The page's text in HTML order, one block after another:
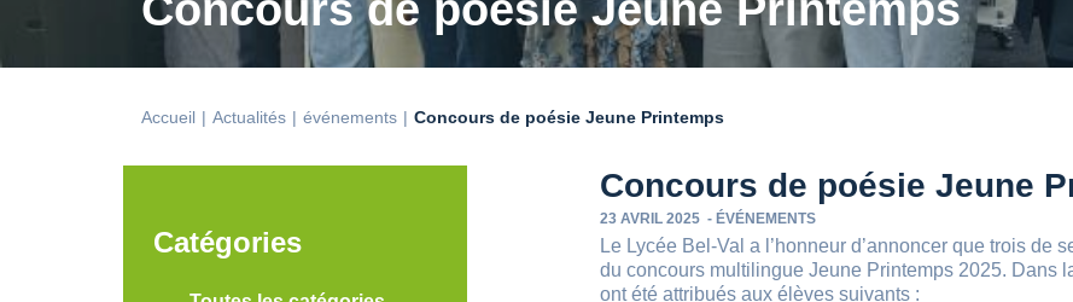
Accueil Actualités événements Concours de poésie Jeune Printemps
Concours de poésie Jeune
23 AVRIL 2025 - ÉVÉNEMENTS
Le Lycée Bel-Val a l’honneur d’annoncer que trois de
du concours multilingue Jeune Printemps 2025. Dans
ont été attribués aux élèves suivants :
Catégories